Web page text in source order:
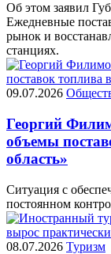
Об этом заявил
Ежедневные
рынок и
станциях.
09.07.2026
Георгий
объемы
область»
Ситуация с
постоянном
08.07.2026 Туризм